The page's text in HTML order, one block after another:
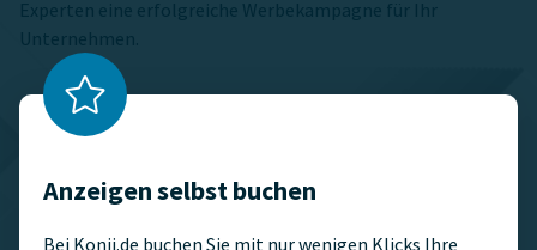
Experten eine erfolgreiche Werbekampagne für Ihr
Unternehmen.
Anzeigen selbst buchen
Bei Konii.de buchen Sie mit nur wenigen Klicks Ihre